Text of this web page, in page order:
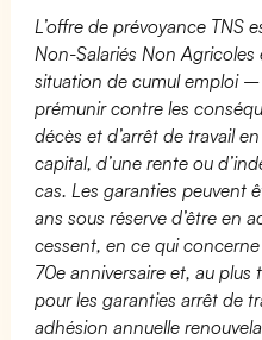
L’offre de prévoyance TNS
Non-Salariés Non
situation de cumul emploi
prémunir contre les
décès et d’arrêt de travail
capital, d’une rente ou
cas. Les garanties peuvent
ans sous réserve d’être en
cessent, en ce qui
70e anniversaire et, au plus
pour les garanties arrêt de
adhésion annuelle